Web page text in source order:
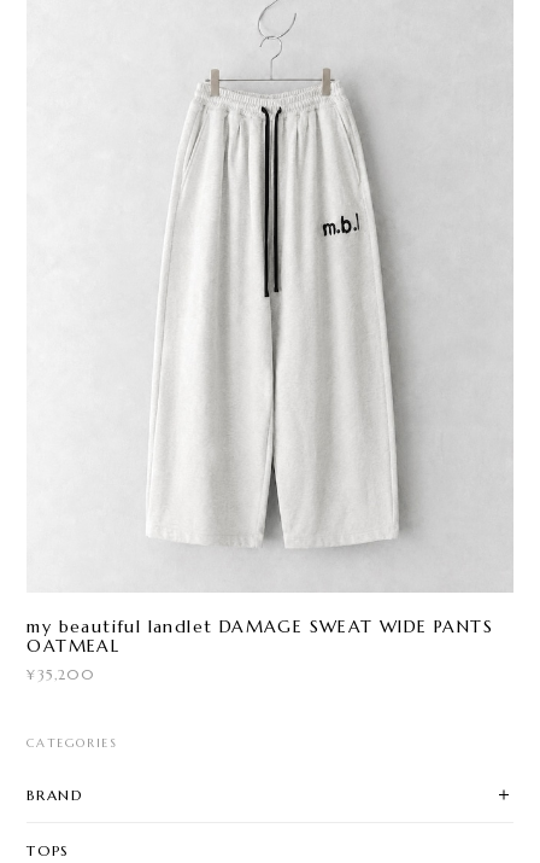
my beautiful landlet DAMAGE SWEAT WIDE PANTS
OATMEAL
¥35,200
CATEGORIES
BRAND
TOPS